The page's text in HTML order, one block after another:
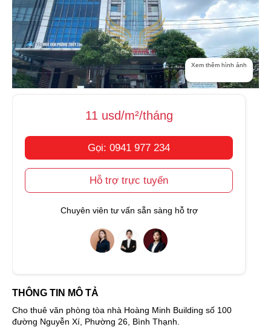
Xem thêm hình ảnh
11 usd/m²/tháng
Gọi: 0941 977 234
Hỗ trợ trực tuyến
Chuyên viên tư vấn sẵn sàng hỗ trợ
THÔNG TIN MÔ TẢ
Cho thuê văn phòng tòa nhà Hoàng Minh Building số 100
đường Nguyễn Xí, Phường 26, Bình Thạnh.